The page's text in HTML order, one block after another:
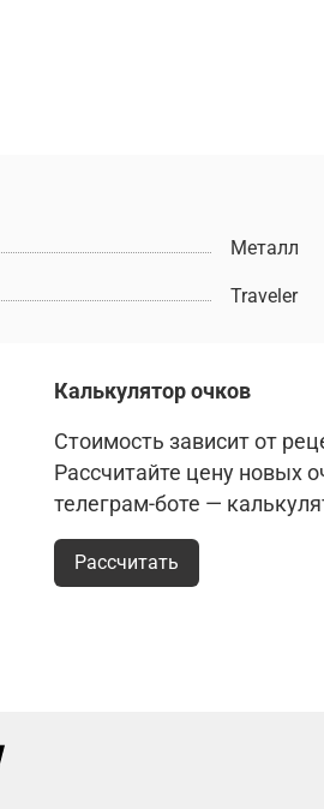
Металл
Traveler
Калькулятор очков
Стоимость зависит от
Рассчитайте цену новых
телеграм-боте —
Рассчитать